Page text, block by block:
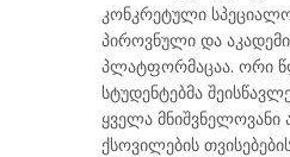
კონკრეტული
პიროვნული და
პლატფორმაცაა. ორი
სტუდენტებმა
ყველა მნიშვნელოვანი
ქსოვილების